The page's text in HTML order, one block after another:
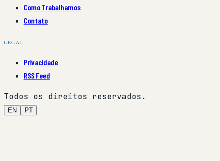
Como Trabalhamos
Contato
LEGAL
Privacidade
RSS Feed
Todos os direitos reservados.
EN PT